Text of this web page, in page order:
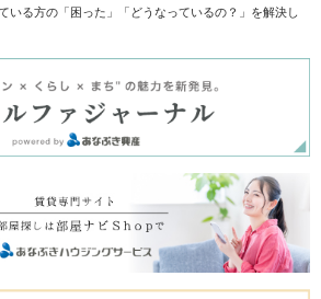
いる方の「困った」「どうなっているの？」を解決し